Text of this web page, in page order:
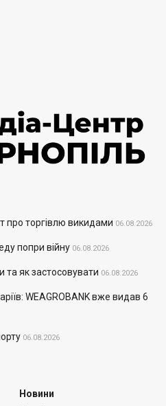
про торгівлю викидами 06.08.2026
попри війну 06.08.2026
та як застосовувати 06.08.2026
WEAGROBANK вже видав 6
06.08.2026
Новини